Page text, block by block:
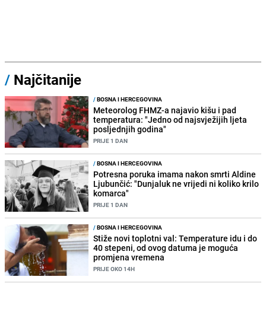
/ Najčitanije
/BOSNA I HERCEGOVINA
Meteorolog FHMZ-a najavio kišu i pad
temperatura: "Jedno od najsvježijih ljeta
posljednjih godina"
PRIJE 1 DAN
/BOSNA I HERCEGOVINA
Potresna poruka imama nakon smrti Aldine
Ljubunčić: "Dunjaluk ne vrijedi ni koliko krilo
komarca"
PRIJE 1 DAN
/BOSNA I HERCEGOVINA
Stiže novi toplotni val: Temperature idu i do
40 stepeni, od ovog datuma je moguća
promjena vremena
PRIJE OKO 14H